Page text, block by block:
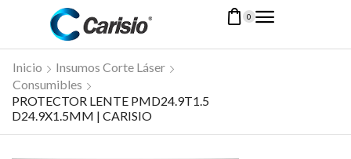
0
Inicio
Insumos Corte Láser
Consumibles
PROTECTOR LENTE PMD24.9T1.5
D24.9X1.5MM | CARISIO